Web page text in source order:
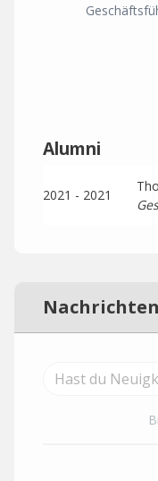
Alumni
2021 - 2021